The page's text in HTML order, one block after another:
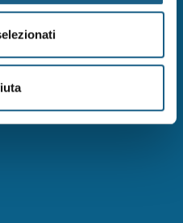
formativo certificato secondo le
Formazione Professionale
Bologna p.iva 04260000379